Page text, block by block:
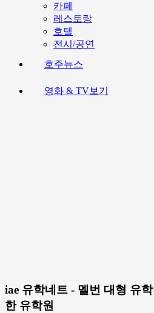
카페
레스토랑
호텔
전시/공연
호주뉴스
영화 & TV보기
iae 유학네트 - 멜번 대형 유
한 유학원